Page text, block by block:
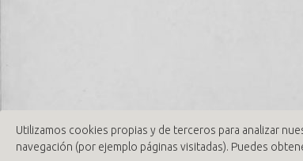
Utilizamos cookies propias y de terceros para analizar
navegación (por ejemplo páginas visitadas). Puedes